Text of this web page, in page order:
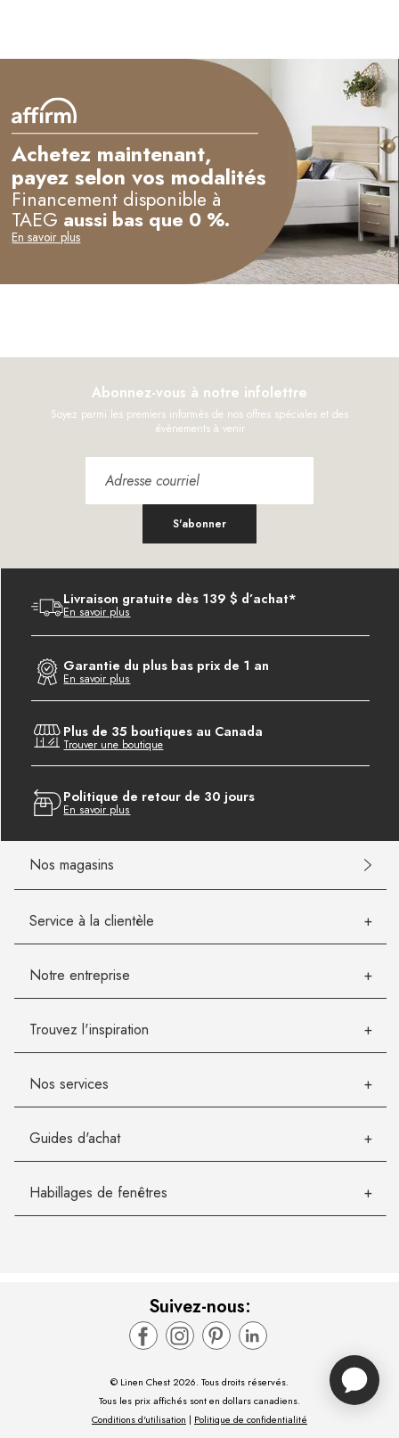
Achetez maintenant,
payez selon vos modalités
Financement disponible à
TAEG aussi bas que 0 %.
En savoir plus
Abonnez-vous à notre infolettre
Soyez parmi les premiers informés de nos offres spéciales et des
évènements à venir
S'abonner
Livraison gratuite dès 139 $ d’achat*
En savoir plus
Garantie du plus bas prix de 1 an
En savoir plus
Plus de 35 boutiques au Canada
Trouver une boutique
Politique de retour de 30 jours
En savoir plus
Nos magasins
Service à la clientèle
Notre entreprise
Trouvez l'inspiration
Nos services
Guides d'achat
Habillages de fenêtres
Suivez-nous:
© Linen Chest 2026. Tous droits réservés.
Tous les prix affichés sont en dollars canadiens.
Conditions d'utilisation | Politique de confidentialité